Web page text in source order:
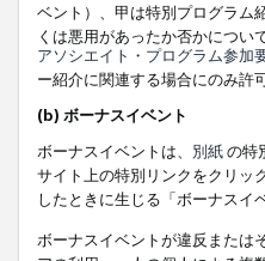
ベント）、甲は特別プログラム
くは悪用があったか否かについ
アソシエイト・プログラム参加
ー紹介に関連する場合にのみ許
(b) ボーナスイベント
ボーナスイベントは、 別紙の特
サイト上の特別リンクをクリッ
したときに生じる「ボーナスイ
ボーナスイベントが違反または